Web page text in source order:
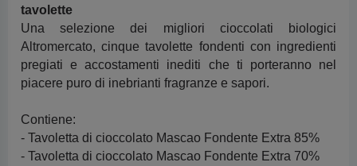
tavolette
Una selezione dei migliori cioccolati biologici
Altromercato, cinque tavolette fondenti con ingredienti
pregiati e accostamenti inediti che ti porteranno nel
piacere puro di inebrianti fragranze e sapori.
Contiene:
- Tavoletta di cioccolato Mascao Fondente Extra 85%
- Tavoletta di cioccolato Mascao Fondente Extra 70%